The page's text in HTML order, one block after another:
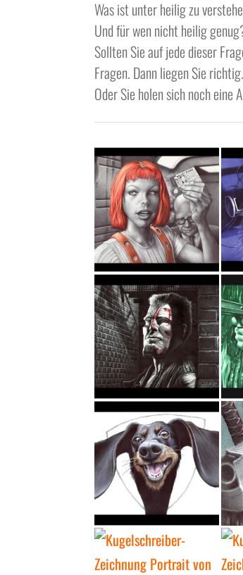
Was ist unter heilig zu
Und für wen nicht heilig
Sollten Sie auf jede dieser
Fragen. Dann liegen Sie richtig.
Oder Sie holen sich noch eine